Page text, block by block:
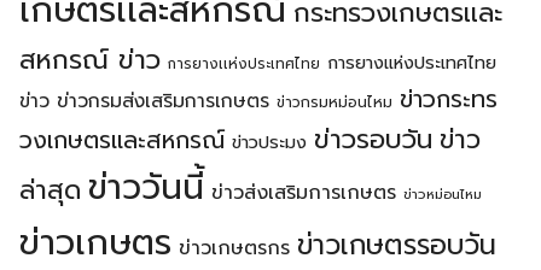
Search
Search
กระทรวงเกษตรเเละ
สหกรณ์ ข่าว การยางเเห่งประเทศไทย การยางแห่งประเทศไทย
ข่าว ข่าวกรมส่งเสริมการเกษตร ข่าวกรมหม่อนไหม ข่าวกระทร
วงเกษตรเเละสหกรณ์ ข่าวประมง ข่าวรอบวัน ข่าว
ล่าสุด ข่าววันนี้ ข่าวส่งเสริมการเกษตร ข่าวหม่อนไหม
ข่าวเกษตร ข่าวเกษตรกร ข่าวเกษตรรอบวัน